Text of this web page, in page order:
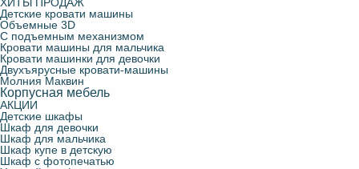
Детские кровати машины
Объемные 3D
С подъемным механизмом
Кровати машины для мальчика
Кровати машинки для девочки
Двухъярусные кровати-машины
Молния Маквин
Корпусная мебель
АКЦИИ
Детские шкафы
Шкаф для девочки
Шкаф для мальчика
Шкаф купе в детскую
Шкаф с фотопечатью